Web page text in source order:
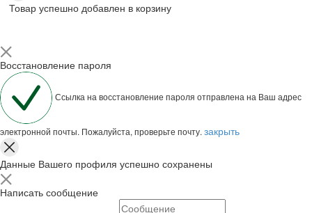
Товар успешно добавлен в корзину
Восстановление пароля
Ссылка на восстановление пароля отправлена на Ваш адрес
электронной почты. Пожалуйста, проверьте почту. закрыть
Данные Вашего профиля успешно сохранены
Написать сообщение